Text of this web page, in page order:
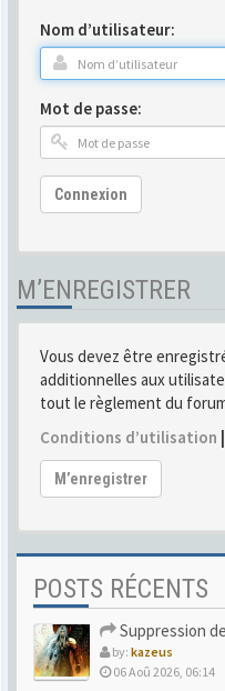
Nom d’utilisateur:
Mot de passe:
Connexion
M’ENREGISTRER
Vous devez être
additionnelles aux
tout le règlement du
Conditions d’utilisation |
M’enregistrer
POSTS RÉCENTS
Suppression
by: kazeus
06 Aoû 2026, 06:14